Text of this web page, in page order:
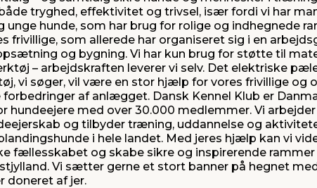
tryghed, effektivitet og trivsel, især fordi vi har
unge hunde, som har brug for rolige og indhegnede
frivillige, som allerede har organiseret sig i en
og bygning. Vi har kun brug for støtte til
– arbejdskraften leverer vi selv. Det elektriske
vi søger, vil være en stor hjælp for vores frivillige og
af anlægget. Dansk Kennel Klub er
hundeejere med over 30.000 medlemmer. Vi arbejder
og tilbyder træning, uddannelse og
i hele landet. Med jeres hjælp kan vi
fællesskabet og skabe sikre og inspirerende
Vi sætter gerne et stort banner på hegnet
doneret af jer.